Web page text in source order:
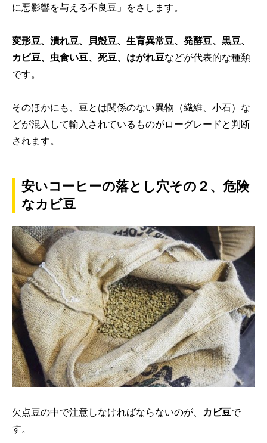
に悪影響を与える不良豆」をさします。
変形豆、潰れ豆、貝殻豆、生育異常豆、発酵豆、黒豆、
カビ豆、虫食い豆、死豆、はがれ豆などが代表的な種類
です。
そのほかにも、豆とは関係のない異物（繊維、小石）な
どが混入して輸入されているものがローグレードと判断
されます。
安いコーヒーの落とし穴その２、危険
なカビ豆
欠点豆の中で注意しなければならないのが、 カビ豆で
す。